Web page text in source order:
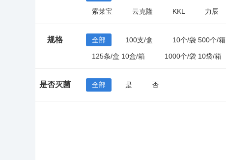
索莱宝 云克隆 KKL 力辰
规格 全部 100支/盒 10个/袋 500个/箱
125条/盒 10盒/箱 1000个/袋 10袋/箱
96支/盒 10盒/中盒 50盒/箱
是否灭菌 全部 是 否